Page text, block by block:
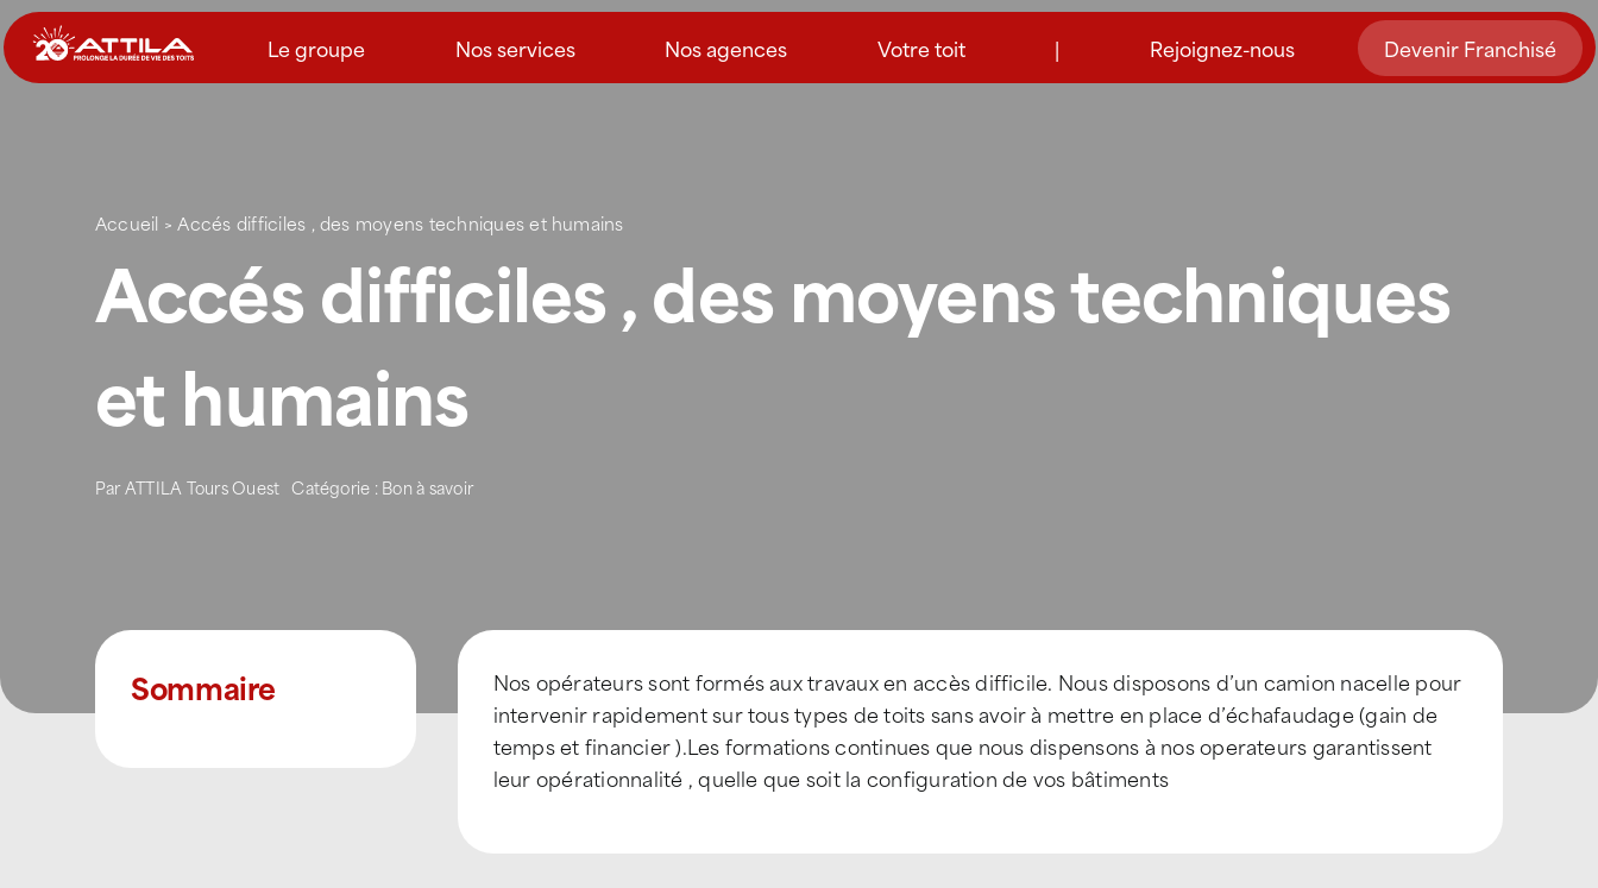
Passer
au
contenu
Le groupe Nos services Nos agences Votre toit | Rejoignez-nous Devenir Franchisé
Accueil > Accés difficiles , des moyens techniques et humains
Accés difficiles , des moyens techniques
et humains
ParATTILA Tours Ouest Catégorie : Bon à savoir
Sommaire
Nos opérateurs sont formés aux travaux en accès difficile. Nous disposons d’un camion nacelle pour
intervenir rapidement sur tous types de toits sans avoir à mettre en place d’échafaudage (gain de
temps et financier ).Les formations continues que nous dispensons à nos operateurs garantissent
leur opérationnalité , quelle que soit la configuration de vos bâtiments